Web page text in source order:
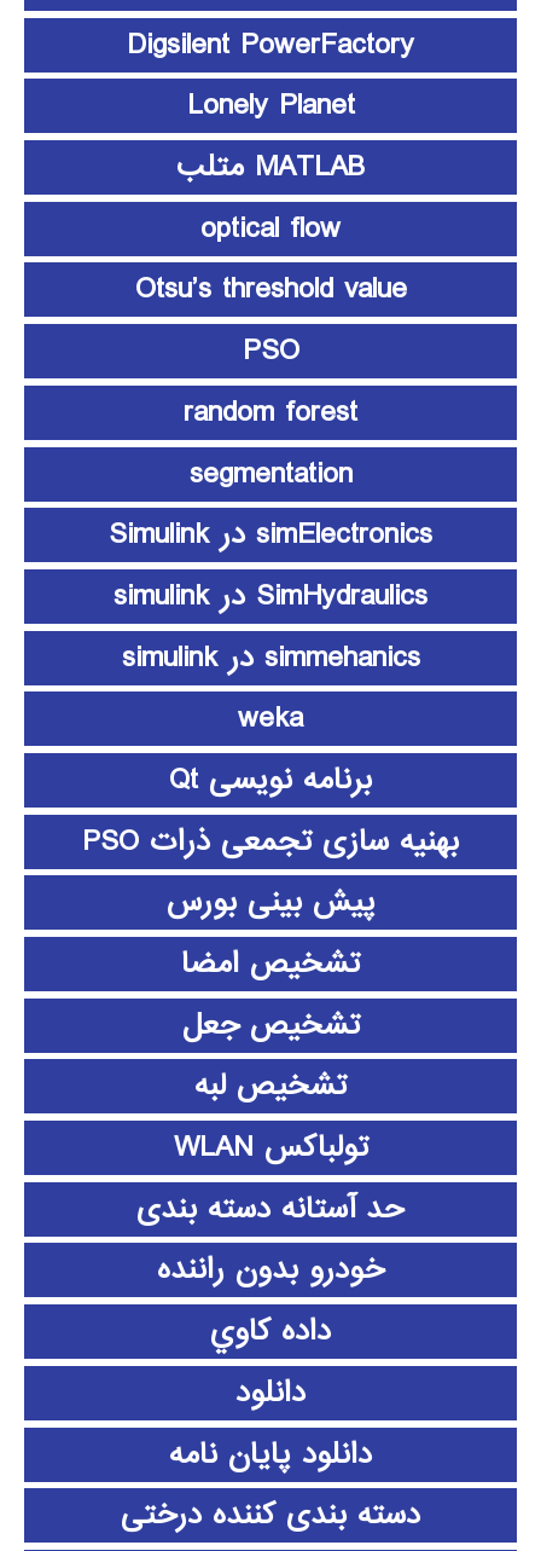
Digsilent PowerFactory
Lonely Planet
MATLAB متلب
optical flow
Otsu’s threshold value
PSO
random forest
segmentation
simElectronics در Simulink
SimHydraulics در simulink
simmehanics در simulink
weka
برنامه نویسی Qt
بهنیه سازی تجمعی ذرات PSO
پیش بینی بورس
تشخیص امضا
تشخیص جعل
تشخیص لبه
تولباکس WLAN
حد آستانه دسته بندی
خودرو بدون راننده
داده كاوي
دانلود
دانلود پايان نامه
دسته بندی کننده درختی